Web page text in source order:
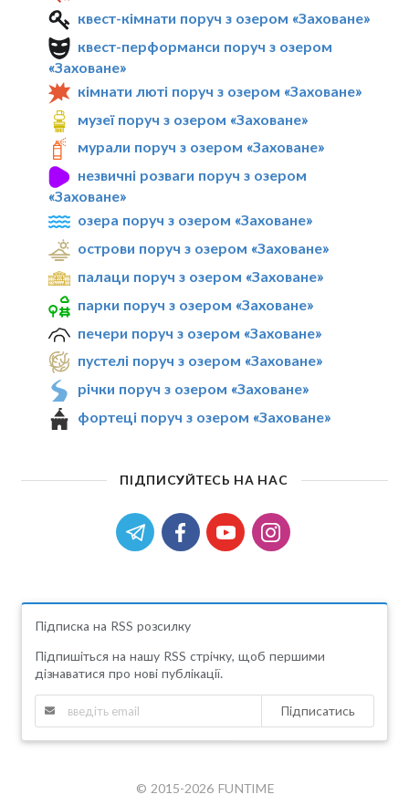
квест-кімнати поруч з озером «Заховане»
квест-перформанси поруч з озером
«Заховане»
кімнати люті поруч з озером «Заховане»
музеї поруч з озером «Заховане»
мурали поруч з озером «Заховане»
незвичні розваги поруч з озером
«Заховане»
озера поруч з озером «Заховане»
острови поруч з озером «Заховане»
палаци поруч з озером «Заховане»
парки поруч з озером «Заховане»
печери поруч з озером «Заховане»
пустелі поруч з озером «Заховане»
річки поруч з озером «Заховане»
фортеці поруч з озером «Заховане»
ПІДПИСУЙТЕСЬ НА НАС
Підписка на RSS розсилку
Підпишіться на нашу RSS стрічку, щоб першими
дізнаватися про нові публікації.
Підписатись
© 2015-2026 FUNTIME